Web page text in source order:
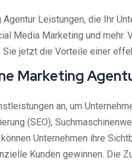
Leistungen, die Ihr
Media Marketing und
jetzt die Vorteile einer
Marketing
an, um
(SEO),
Unternehmen ihre
Kunden gewinnen. Die